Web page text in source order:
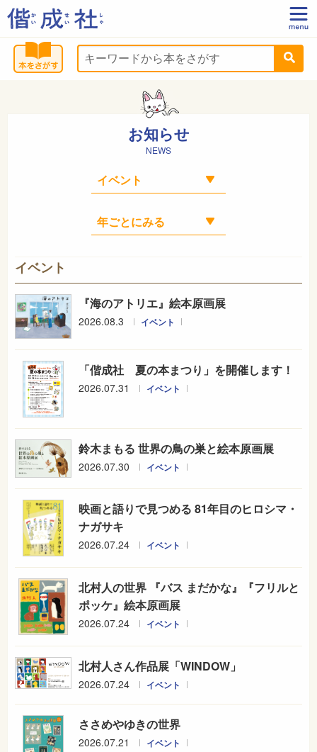
お知らせ
NEWS
イベント
『海のアトリエ』絵本原画展
2026.08.3 イベント
「偕成社 夏の本まつり」を開催します！
2026.07.31 イベント
鈴木まもる 世界の鳥の巣と絵本原画展
2026.07.30 イベント
映画と語りで見つめる 81年目のヒロシマ・
ナガサキ
2026.07.24 イベント
北村人の世界 『バス まだかな』『フリルと
ポッケ』絵本原画展
2026.07.24 イベント
北村人さん作品展「WINDOW」
2026.07.24 イベント
ささめやゆきの世界
2026.07.21 イベント